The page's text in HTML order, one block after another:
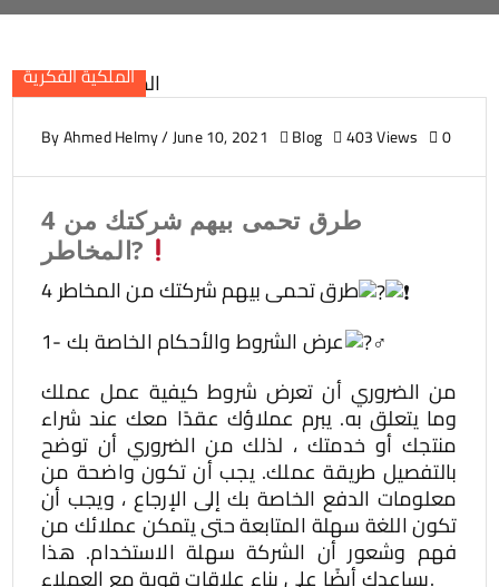
الملكية الفكرية
ByAhmed Helmy/June 10, 2021 Blog 403 Views 0
4 طرق تحمى بيهم شركتك من
المخاطر?
4 طرق تحمى بيهم شركتك من المخاطر
1- عرض الشروط والأحكام الخاصة بك
من الضروري أن تعرض شروط كيفية عمل عملك
وما يتعلق به. يبرم عملاؤك عقدًا معك عند شراء
منتجك أو خدمتك ، لذلك من الضروري أن توضح
بالتفصيل طريقة عملك. يجب أن تكون واضحة من
معلومات الدفع الخاصة بك إلى الإرجاع ، ويجب أن
تكون اللغة سهلة المتابعة حتى يتمكن عملائك من
فهم وشعور أن الشركة سهلة الاستخدام. هذا
يساعدك أيضًا على بناء علاقات قوية مع العملاء.